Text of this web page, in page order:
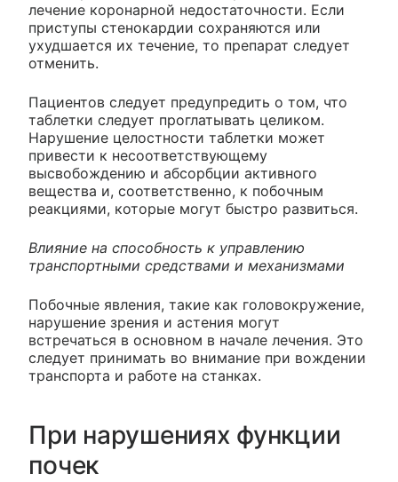
лечение коронарной недостаточности. Если
приступы стенокардии сохраняются или
ухудшается их течение, то препарат следует
отменить.
Пациентов следует предупредить о том, что
таблетки следует проглатывать целиком.
Нарушение целостности таблетки может
привести к несоответствующему
высвобождению и абсорбции активного
вещества и, соответственно, к побочным
реакциями, которые могут быстро развиться.
Влияние на способность к управлению
транспортными средствами и механизмами
Побочные явления, такие как головокружение,
нарушение зрения и астения могут
встречаться в основном в начале лечения. Это
следует принимать во внимание при вождении
транспорта и работе на станках.
При нарушениях функции
почек